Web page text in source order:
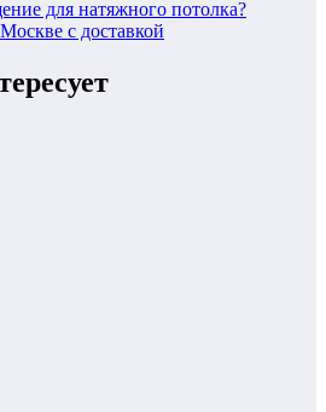
для натяжного потолка?
с доставкой